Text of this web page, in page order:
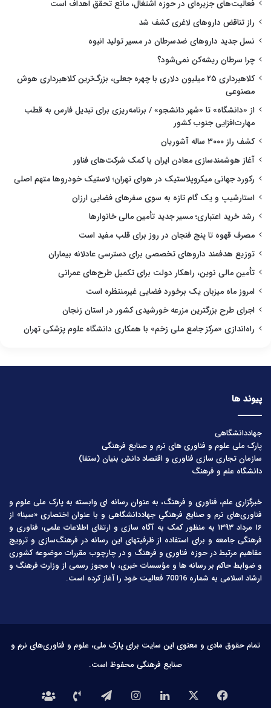
فعالیت‌های جزیره‌ای در حوزه اشتغال، مانع تحقق اهداف است
راز تناقض داروهای لاغری کشف شد
نسل جدید داروهای ضدسرطان در مسیر تولید انبوه
چرا سرطان ریشه‌کن نمی‌شود؟
کلاهبرداری ۲۵ میلیون دلاری با چهره جعلی، بزرگ‌ترین کلاهبرداری هوش
مصنوعی
از «دانشگاه» تا «شهر دانشجو» / برنامه‌ریزی برای تبدیل فارس به قطب
مهارت‌افزایی جنوب کشور
کشف راز ۳۰۰۰ ساله آشوریان
آغاز هوشمندسازی معادن ایران با کمک شرکت‌های فناور
رکورد جهانی میکروپلاستیک در هوای تهران؛ لاستیک خودروها متهم اصلی
استارشیپ و یک گام تازه به سوی سفرهای فضایی ارزان
رشد خرید اعتباری؛ مسیر جدید تأمین مالی خانوارها
مصرف قهوه تا پنج فنجان در روز برای قلب مفید است
توزیع هدفمند داروهای تخصصی برای دسترسی عادلانه بیماران
تأمین مالی نوین، راهکار دولت برای تکمیل طرح‌های عمرانی
امروز ماه میزبان یک برخورد فضایی غیرمنتظره است
اجرای طرح بزرگترین مزرعه خورشیدی کشور در استان زنجان
راه‌اندازی «مرکز جامع ملی زخم» با همکاری دانشگاه علوم پزشکی تهران
پیوند ها
جهاددانشگاهی
پارک ملی علوم و فناوری های نرم و صنایع فرهنگی
سازمان تجاری سازی فناوری و اقتصاد دانش بنیان (ستفا)
دانشگاه علم و فرهنگ
خبرگزاری علم، فناوری و فرهنگ، به عنوان رسانه ای وابسته به پارک ملی علوم و
فناوری‌های نرم و صنایع فرهنگیِ جهاددانشگاهی و با عنوان اختصاری «سینا» از
۱۶ مرداد ۱۳۹۳ به منظور کمک به آگاه سازی و ارتقای اطلاعات علمی، فناوری و
فرهنگی جامعه و برای استفاده از ظرفیتهای این رسانه در فرهنگ‌سازی و ترویج
مفاهیم مرتبط در حوزه فناوری و فرهنگ و در چارچوب مقررات موضوعه کشوری
و ضوابط حاکم بر رسانه ها و مؤسسات خبری، با مجوز رسمی از وزارت فرهنگ و
ارشاد اسلامی به شماره 70016 فعالیت خود را آغاز کرده است.
تمام حقوق مادی و معنوی این سایت برای پارک ملی، علوم و فناوری‌های نرم و
صنایع فرهنگی محفوظ است.
فیس لینکدیناینستاگرامتلگرامتماس درباره